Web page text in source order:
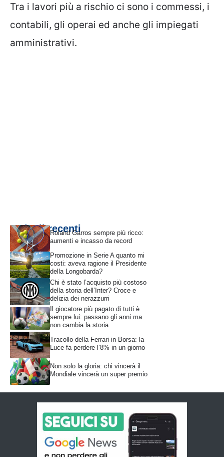
Tra i lavori più a rischio ci sono i commessi, i
contabili, gli operai ed anche gli impiegati
amministrativi.
Articoli recentiRoland Garros sempre più ricco:
aumenti e incasso da record
Promozione in Serie A quanto mi
costi: aveva ragione il Presidente
della Longobarda?
Chi è stato l’acquisto più costoso
della storia dell’Inter? Croce e
delizia dei nerazzurri
Il giocatore più pagato di tutti è
sempre lui: passano gli anni ma
non cambia la storia
Tracollo della Ferrari in Borsa: la
Luce fa perdere l’8% in un giorno
Non solo la gloria: chi vincerà il
Mondiale vincerà un super premio